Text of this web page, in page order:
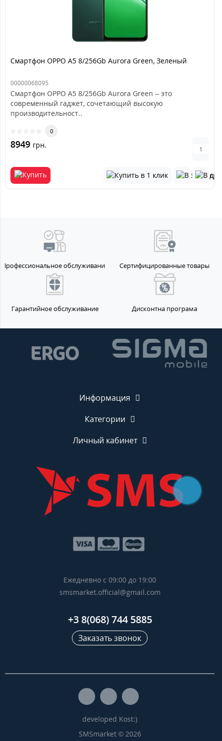
Смартфон OPPO A5 8/256Gb Aurora Green, Зеленый
00000068095
Смартфон OPPO A5 8/256Gb Aurora Green – это
современный гаджет, сочетающий высокую
производительност..
0
8949 грн.
Профессиональное обслуживание Сертифицированные товары
Гарантийное обслуживание Дисконтна програма
Информация
Категории
Личный кабинет
Ежедневно с 09:00 до 19:00
smsmarket.official@gmail.com
+3 8(068) 744 5885
Заказать звонок
SMSmarket © 2026
developed Kost:)